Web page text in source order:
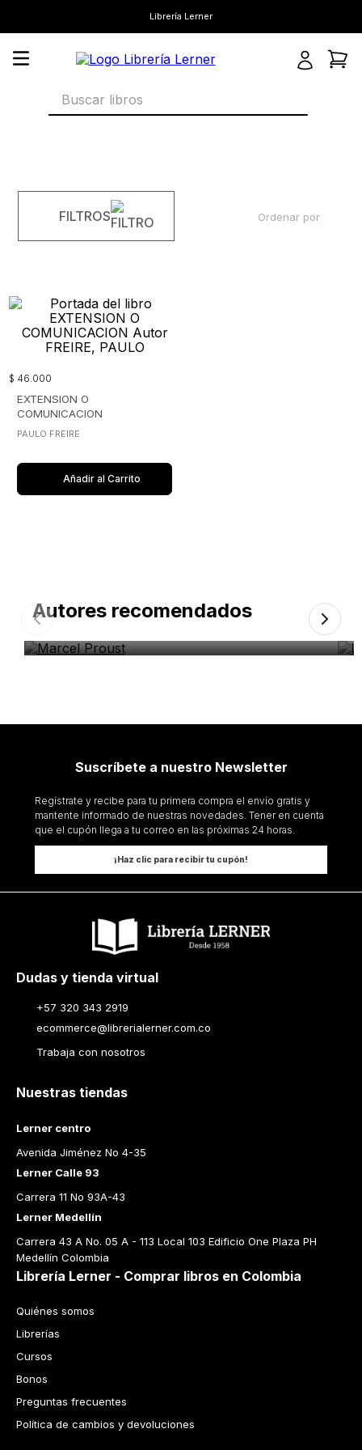
Librería Lerner
Buscar libros
FILTROS Ordenar por
$ 46.000
EXTENSION O
COMUNICACION
PAULO FREIRE
Añadir al Carrito
Autores recomendados
Suscríbete a nuestro Newsletter
Regístrate y recibe para tu primera compra el envío gratis y
mantente informado de nuestras novedades. Tener en cuenta
que el cupón llega a tu correo en las próximas 24 horas.
¡Haz clic para recibir tu cupón!
Dudas y tienda virtual
+57 320 343 2919
ecommerce@librerialerner.com.co
Trabaja con nosotros
Nuestras tiendas
Lerner centro
Avenida Jiménez No 4-35
Lerner Calle 93
Carrera 11 No 93A-43
Lerner Medellín
Carrera 43 A No. 05 A - 113 Local 103 Edificio One Plaza PH
Medellín Colombia
Librería Lerner - Comprar libros en Colombia
Quiénes somos
Librerías
Cursos
Bonos
Preguntas frecuentes
Política de cambios y devoluciones